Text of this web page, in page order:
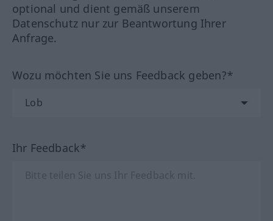
optional und dient gemäß unserem
Datenschutz nur zur Beantwortung Ihrer
Anfrage.
Wozu möchten Sie uns Feedback geben?*
Ihr Feedback*